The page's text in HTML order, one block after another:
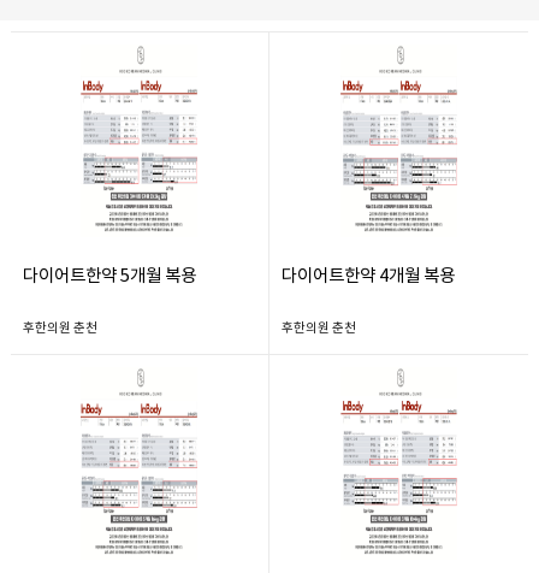
다이어트한약 5개월 복용
후한의원 춘천
다이어트한약 4개월 복용
후한의원 춘천